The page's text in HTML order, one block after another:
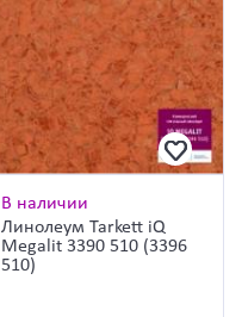
В наличии
Линолеум Tarkett iQ
Megalit 3390 510 (3396
510)